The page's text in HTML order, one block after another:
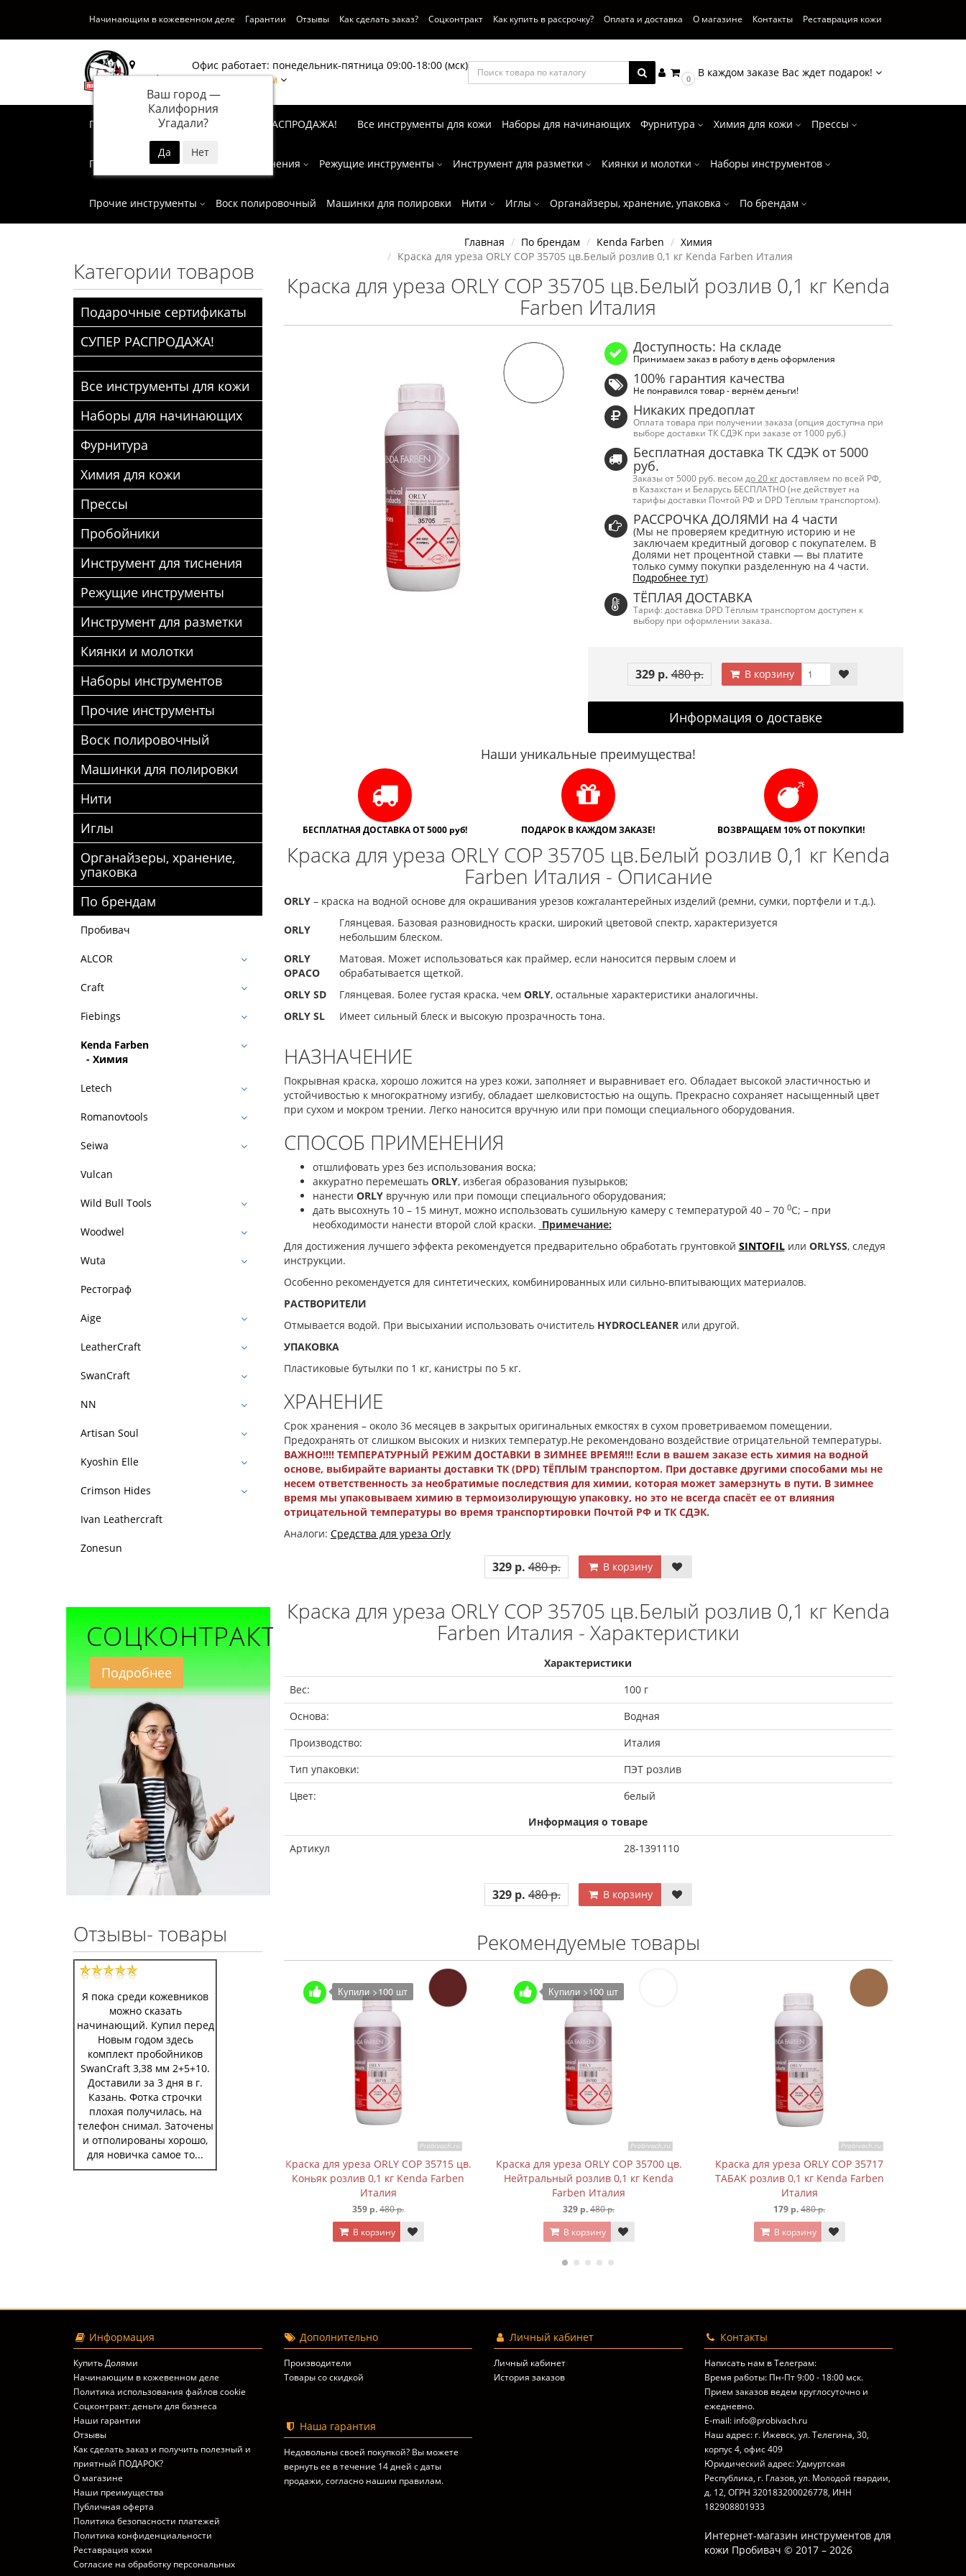
Начинающим в кожевенном деле Гарантии Отзывы Как сделать заказ? Соцконтракт Как купить в рассрочку? Оплата и доставка О магазине Контакты Реставрация кожи
Калифорния
Ваш город —
Калифорния
Угадали?
Офис работает: понедельник-пятница 09:00-18:00 (мск)
Написать нам
0 В каждом заказе Вас ждет подарок!
Подарочные сертификаты СУПЕР РАСПРОДАЖА! Все инструменты для кожи Наборы для начинающих Фурнитура Химия для кожи Прессы
Пробойники Инструмент для тиснения Режущие инструменты Инструмент для разметки Киянки и молотки Наборы инструментов
Прочие инструменты Воск полировочный Машинки для полировки Нити Иглы Органайзеры, хранение, упаковка По брендам
Категории товаров
Подарочные сертификаты
СУПЕР РАСПРОДАЖА!
Все инструменты для кожи
Наборы для начинающих
Фурнитура
Химия для кожи
Прессы
Пробойники
Инструмент для тиснения
Режущие инструменты
Инструмент для разметки
Киянки и молотки
Наборы инструментов
Прочие инструменты
Воск полировочный
Машинки для полировки
Нити
Иглы
Органайзеры, хранение,
упаковка
По брендам
Пробивач
ALCOR
Craft
Fiebings
Kenda Farben
- Химия
Letech
Romanovtools
Seiwa
Vulcan
Wild Bull Tools
Woodwel
Wuta
Рестограф
Aige
LeatherCraft
SwanCraft
NN
Artisan Soul
Kyoshin Elle
Crimson Hides
Ivan Leathercraft
Zonesun
СОЦКОНТРАКТ
Подробнее
Отзывы- товары
Я пока среди кожевников
можно сказать
начинающий. Купил перед
Новым годом здесь
комплект пробойников
SwanCraft 3,38 мм 2+5+10.
Доставили за 3 дня в г.
Казань. Фотка строчки
плохая получилась, на
телефон снимал. Заточены
и отполированы хорошо,
для новичка самое то...
Главная По брендам Kenda Farben
Химия
Краска для уреза ORLY COP 35705 цв.Белый розлив 0,1 кг Kenda Farben Италия
Краска для уреза ORLY COP 35705 цв.Белый розлив 0,1 кг Kenda
Farben Италия
Доступность: На складе
Принимаем заказ в работу в день оформления
100% гарантия качества
Не понравился товар - вернём деньги!
Никаких предоплат
Оплата товара при получении заказа (опция доступна при
выборе доставки ТК СДЭК при заказе от 1000 руб.)
Бесплатная доставка ТК СДЭК от 5000
руб.
Заказы от 5000 руб. весом до 20 кг доставляем по всей РФ,
в Казахстан и Беларусь БЕСПЛАТНО (не действует на
тарифы доставки Почтой РФ и DPD Тёплым транспортом).
РАССРОЧКА ДОЛЯМИ на 4 части
(Мы не проверяем кредитную историю и не
заключаем кредитный договор с покупателем. В
Долями нет процентной ставки — вы платите
только сумму покупки разделенную на 4 части.
Подробнее тут)
ТЁПЛАЯ ДОСТАВКА
Тариф: доставка DPD Тёплым транспортом доступен к
выбору при оформлении заказа.
329 р. 480 р. В корзину
Информация о доставке
Наши уникальные преимущества!
БЕСПЛАТНАЯ ДОСТАВКА ОТ 5000 руб! ПОДАРОК В КАЖДОМ ЗАКАЗЕ! ВОЗВРАЩАЕМ 10% ОТ ПОКУПКИ!
Краска для уреза ORLY COP 35705 цв.Белый розлив 0,1 кг Kenda
Farben Италия - Описание
ORLY – краска на водной основе для окрашивания урезов кожгалантерейных изделий (ремни, сумки, портфели и т.д.).
ORLY
Глянцевая. Базовая разновидность краски, широкий цветовой спектр, характеризуется
небольшим блеском.
ORLY
OPACO
Матовая. Может использоваться как праймер, если наносится первым слоем и
обрабатывается щеткой.
ORLY SD
Глянцевая. Более густая краска, чем ORLY, остальные характеристики аналогичны.
ORLY SL
Имеет сильный блеск и высокую прозрачность тона.
НАЗНАЧЕНИЕ
Покрывная краска, хорошо ложится на урез кожи, заполняет и выравнивает его. Обладает высокой эластичностью и
устойчивостью к многократному изгибу, обладает шелковистостью на ощупь. Прекрасно сохраняет насыщенный цвет
при сухом и мокром трении. Легко наносится вручную или при помощи специального оборудования.
СПОСОБ ПРИМЕНЕНИЯ
отшлифовать урез без использования воска;
аккуратно перемешать ORLY, избегая образования пузырьков;
нанести ORLY вручную или при помощи специального оборудования;
дать высохнуть 10 – 15 минут, можно использовать сушильную камеру с температурой 40 – 70 0С; – при
необходимости нанести второй слой краски. Примечание:
Для достижения лучшего эффекта рекомендуется предварительно обработать грунтовкой SINTOFIL или ORLYSS, следуя
инструкции.
Особенно рекомендуется для синтетических, комбинированных или сильно-впитывающих материалов.
РАСТВОРИТЕЛИ
Отмывается водой. При высыхании использовать очиститель HYDROCLEANER или другой.
УПАКОВКА
Пластиковые бутылки по 1 кг, канистры по 5 кг.
ХРАНЕНИЕ
Срок хранения – около 36 месяцев в закрытых оригинальных емкостях в сухом проветриваемом помещении.
Предохранять от слишком высоких и низких температур.Не рекомендовано воздействие отрицательной температуры.
ВАЖНО!!!! ТЕМПЕРАТУРНЫЙ РЕЖИМ ДОСТАВКИ В ЗИМНЕЕ ВРЕМЯ!!! Если в вашем заказе есть химия на водной
основе, выбирайте варианты доставки ТК (DPD) ТЁПЛЫМ транспортом. При доставке другими способами мы не
несем ответственность за необратимые последствия для химии, которая может замерзнуть в пути. В зимнее
время мы упаковываем химию в термоизолирующую упаковку, но это не всегда спасёт ее от влияния
отрицательной температуры во время транспортировки Почтой РФ и ТК СДЭК.
Аналоги: Средства для уреза Orly
329 р. 480 р. В корзину
Краска для уреза ORLY COP 35705 цв.Белый розлив 0,1 кг Kenda
Farben Италия - Характеристики
Характеристики
Вес:
100 г
Основа:
Водная
Производство:
Италия
Тип упаковки:
ПЭТ розлив
Цвет:
белый
Информация о товаре
Артикул
28-1391110
329 р. 480 р. В корзину
Рекомендуемые товары
Купили >100 шт
Краска для уреза ORLY COP 35715 цв.
Купили >100 шт
Краска для уреза ORLY COP 35700 цв.
Нейтральный розлив 0,1 кг Kenda
Farben Италия
329 р.480 р.
В корзину
Краска для уреза ORLY COP 35717
ТАБАК розлив 0,1 кг Kenda Farben
Италия
179 р.480 р.
В корзину
Краска для уреза ORLY 357151
цв.бордовый розлив 0,1 кг Kenda
Farben Италия
399 р.780 р.
В корзину
Информация
Купить Долями
Начинающим в кожевенном деле
Политика использования файлов cookie
Соцконтракт: деньги для бизнеса
Наши гарантии
Отзывы
Как сделать заказ и получить полезный и
приятный ПОДАРОК?
О магазине
Наши преимущества
Публичная оферта
Политика безопасности платежей
Политика конфиденциальности
Реставрация кожи
Согласие на обработку персональных
Дополнительно
Производители
Товары со скидкой
Наша гарантия
Недовольны своей покупкой? Вы можете
вернуть ее в течение 14 дней с даты
продажи, согласно нашим правилам.
Личный кабинет
Личный кабинет
История заказов
Контакты
Написать нам в Телеграм:
Время работы: Пн-Пт 9:00 - 18:00 мск.
Прием заказов ведем круглосуточно и
ежедневно.
E-mail: info@probivach.ru
Наш адрес: г. Ижевск, ул. Телегина, 30,
корпус 4, офис 409
Юридический адрес: Удмуртская
Республика, г. Глазов, ул. Молодой гвардии,
д. 12, ОГРН 320183200026778, ИНН
182908801933
Интернет-магазин инструментов для
кожи Пробивач © 2017 – 2026